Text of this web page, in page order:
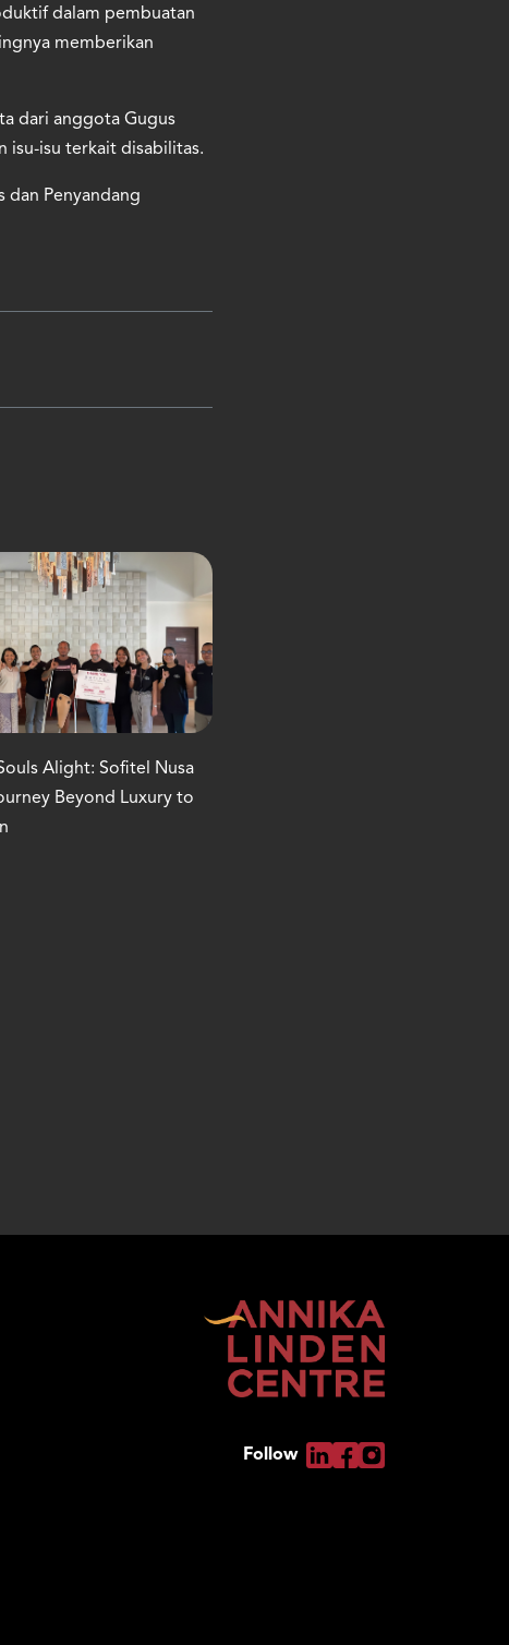
dalam pembuatan
memberikan
dari anggota Gugus
isu-isu terkait disabilitas.
dan Penyandang
Alight: Sofitel Nusa
Beyond Luxury to
Follow